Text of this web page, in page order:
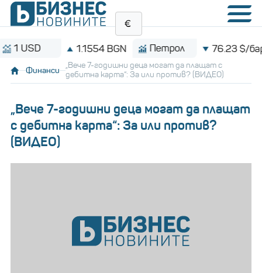
1.1554 BGN Петрол 76.23 $/барел
Финанси
„Вече 7-годишни деца могат да плащат с
дебитна карта“: За или против? (ВИДЕО)
„Вече 7-годишни деца могат да плащат
с дебитна карта“: За или против?
(ВИДЕО)